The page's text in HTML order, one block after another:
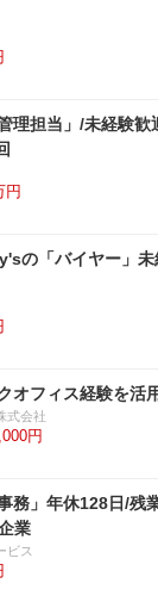
理担当」/未経験歓
円
の「バイヤー」未
オフィス経験を活
式会社
円
務」年休128日/残
業
ビス